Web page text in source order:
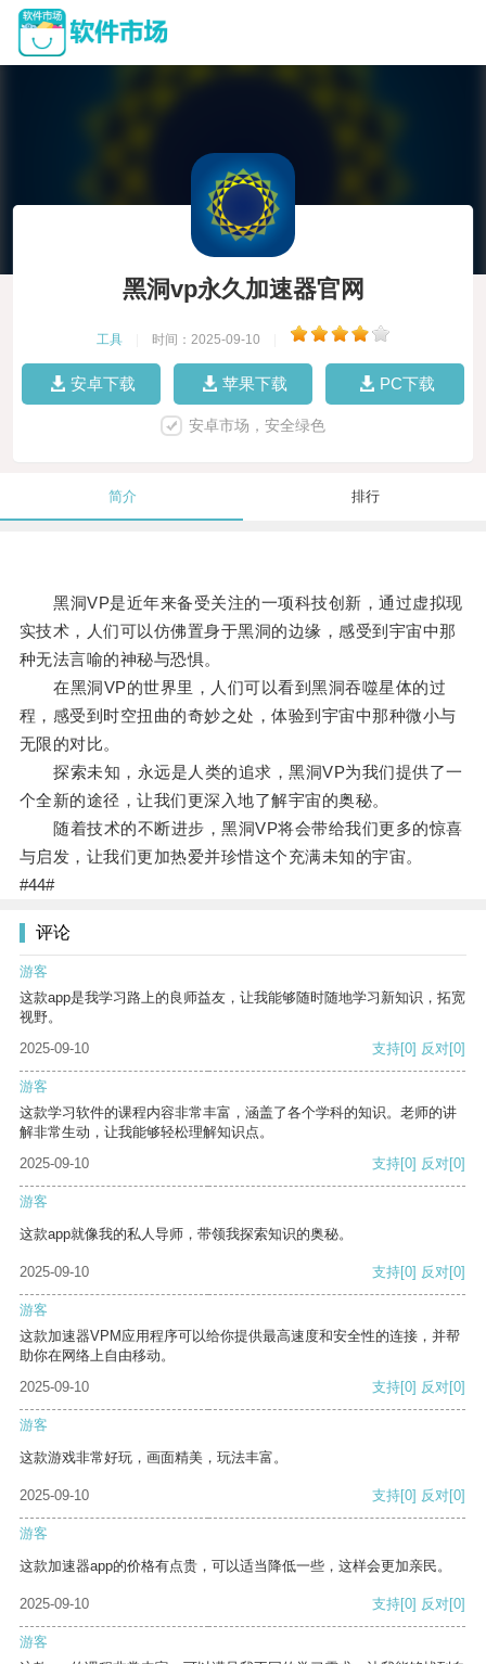
黑洞vp永久加速器官网
工具 时间：2025-09-10
安卓下载 苹果下载 PC下载
安卓市场，安全绿色
简介 排行
黑洞VP是近年来备受关注的一项科技创新，通过虚拟现
实技术，人们可以仿佛置身于黑洞的边缘，感受到宇宙中那
种无法言喻的神秘与恐惧。
在黑洞VP的世界里，人们可以看到黑洞吞噬星体的过
程，感受到时空扭曲的奇妙之处，体验到宇宙中那种微小与
无限的对比。
探索未知，永远是人类的追求，黑洞VP为我们提供了一
个全新的途径，让我们更深入地了解宇宙的奥秘。
随着技术的不断进步，黑洞VP将会带给我们更多的惊喜
与启发，让我们更加热爱并珍惜这个充满未知的宇宙。
#44#
评论
游客
这款app是我学习路上的良师益友，让我能够随时随地学习新知识，拓宽
视野。
2025-09-10
支持[0] 反对[0]
游客
这款学习软件的课程内容非常丰富，涵盖了各个学科的知识。老师的讲
解非常生动，让我能够轻松理解知识点。
2025-09-10
支持[0] 反对[0]
游客
这款app就像我的私人导师，带领我探索知识的奥秘。
2025-09-10 支持[0] 反对[0]
游客
这款加速器VPM应用程序可以给你提供最高速度和安全性的连接，并帮
助你在网络上自由移动。
2025-09-10
支持[0] 反对[0]
游客
这款游戏非常好玩，画面精美，玩法丰富。
2025-09-10 支持[0] 反对[0]
游客
这款加速器app的价格有点贵，可以适当降低一些，这样会更加亲民。
2025-09-10 支持[0] 反对[0]
游客